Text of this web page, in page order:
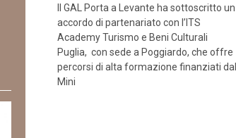
Il GAL Porta a Levante ha sottoscritto un
accordo di partenariato con l’ITS
Academy Turismo e Beni Culturali
Puglia, con sede a Poggiardo, che offre
percorsi di alta formazione finanziati dal
Mini